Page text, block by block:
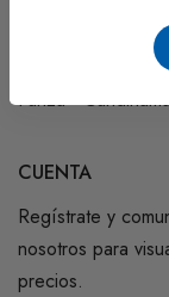
Auto Medellín
Celta Trade
Funza -
CUENTA
Regístrate y
nosotros para
precios.